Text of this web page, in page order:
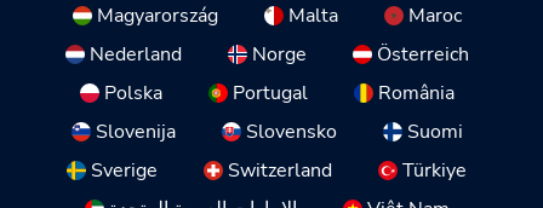
Magyarország
Malta
Maroc
Nederland
Norge
Österreich
Polska
Portugal
România
Slovenija
Slovensko
Suomi
Sverige
Switzerland
Türkiye